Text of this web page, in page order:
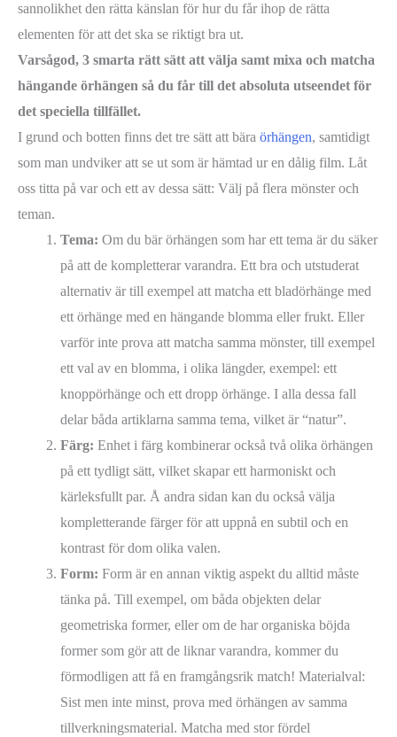
sannolikhet den rätta känslan för hur du får ihop de rätta
elementen för att det ska se riktigt bra ut.
Varsågod, 3 smarta rätt sätt att välja samt mixa och matcha
hängande örhängen så du får till det absoluta utseendet för
det speciella tillfället.
I grund och botten finns det tre sätt att bära örhängen, samtidigt
som man undviker att se ut som är hämtad ur en dålig film. Låt
oss titta på var och ett av dessa sätt: Välj på flera mönster och
teman.
Tema: Om du bär örhängen som har ett tema är du säker
på att de kompletterar varandra. Ett bra och utstuderat
alternativ är till exempel att matcha ett bladörhänge med
ett örhänge med en hängande blomma eller frukt. Eller
varför inte prova att matcha samma mönster, till exempel
ett val av en blomma, i olika längder, exempel: ett
knoppörhänge och ett dropp örhänge. I alla dessa fall
delar båda artiklarna samma tema, vilket är “natur”.
Färg: Enhet i färg kombinerar också två olika örhängen
på ett tydligt sätt, vilket skapar ett harmoniskt och
kärleksfullt par. Å andra sidan kan du också välja
kompletterande färger för att uppnå en subtil och en
kontrast för dom olika valen.
Form: Form är en annan viktig aspekt du alltid måste
tänka på. Till exempel, om båda objekten delar
geometriska former, eller om de har organiska böjda
former som gör att de liknar varandra, kommer du
förmodligen att få en framgångsrik match! Materialval:
Sist men inte minst, prova med örhängen av samma
tillverkningsmaterial. Matcha med stor fördel